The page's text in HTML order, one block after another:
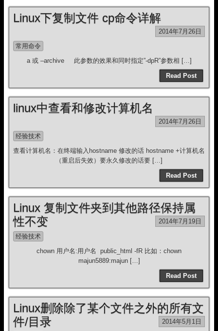
Linux下复制文件 cp命令详解
2014年7月26日
常用命令
a 或 –archive 此参数的效果和同时指定”-dpR”参数相 […]
Read Post
linux中查看和修改计算机名
2014年7月26日
经验技术
查看计算机名：在终端输入hostname 修改的话 hostname +计算机名
（重启后失效）要永久修改的话要 […]
Read Post
Linux 复制文件夹到其他路径保持属
性不变
2014年7月19日
经验技术
chown 用户名:用户名 public_html -fR 比如：chown
majun5889:majun […]
Read Post
Linux删除除了某个文件之外的所有文
件/目录
2014年5月1日